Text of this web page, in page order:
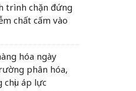
trình chặn đứng
chất cấm vào
hóa ngày
phân hóa,
chịu áp lực